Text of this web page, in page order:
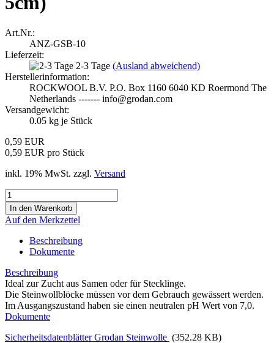
Art.Nr.:
ANZ-GSB-10
Lieferzeit:
2-3 Tage (Ausland abweichend)
Herstellerinformation:
ROCKWOOL B.V. P.O. Box 1160 6040 KD Roermond The
Netherlands ------- info@grodan.com
Versandgewicht:
0.05 kg je Stück
0,59 EUR
0,59 EUR pro Stück
inkl. 19% MwSt. zzgl. Versand
Auf den Merkzettel
Beschreibung
Dokumente
Beschreibung
Ideal zur Zucht aus Samen oder für Stecklinge.
Die Steinwollblöcke müssen vor dem Gebrauch gewässert werden.
Im Ausgangszustand haben sie einen neutralen pH Wert von 7,0.
Dokumente
Sicherheitsdatenblätter Grodan Steinwolle (352.28 KB)